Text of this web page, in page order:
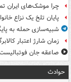
چرا موشک‌های ایران
پایان تلخ یک نزاع
شبیه‌سازی حمله به
زمان شارژ اعتبار
صاعقه جان
حوادث